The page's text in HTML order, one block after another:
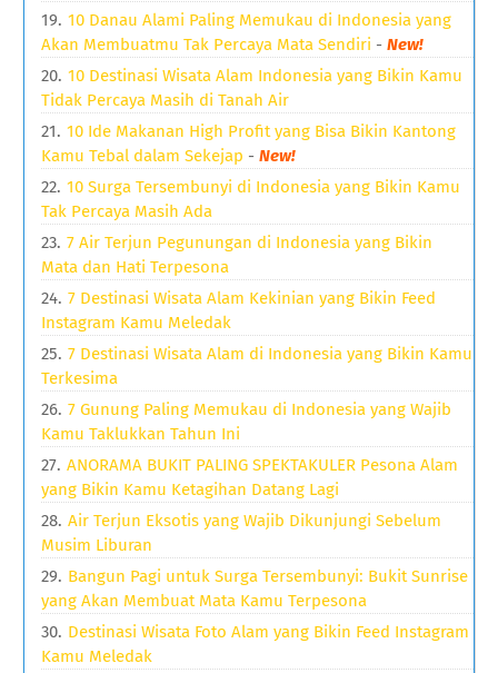
10 Danau Alami Paling Memukau di Indonesia yang
Akan Membuatmu Tak Percaya Mata Sendiri -New!
10 Destinasi Wisata Alam Indonesia yang Bikin Kamu
Tidak Percaya Masih di Tanah Air
10 Ide Makanan High Profit yang Bisa Bikin Kantong
Kamu Tebal dalam Sekejap -New!
10 Surga Tersembunyi di Indonesia yang Bikin Kamu
Tak Percaya Masih Ada
7 Air Terjun Pegunungan di Indonesia yang Bikin
Mata dan Hati Terpesona
7 Destinasi Wisata Alam Kekinian yang Bikin Feed
Instagram Kamu Meledak
7 Destinasi Wisata Alam di Indonesia yang Bikin Kamu
Terkesima
7 Gunung Paling Memukau di Indonesia yang Wajib
Kamu Taklukkan Tahun Ini
ANORAMA BUKIT PALING SPEKTAKULER Pesona Alam
yang Bikin Kamu Ketagihan Datang Lagi
Air Terjun Eksotis yang Wajib Dikunjungi Sebelum
Musim Liburan
Bangun Pagi untuk Surga Tersembunyi: Bukit Sunrise
yang Akan Membuat Mata Kamu Terpesona
Destinasi Wisata Foto Alam yang Bikin Feed Instagram
Kamu Meledak